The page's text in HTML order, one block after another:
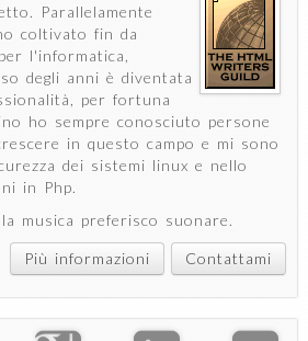
Parallelamente
coltivato fin da
l'informatica,
degli anni è diventata
per fortuna
ho sempre conosciuto persone
in questo campo e mi sono
dei sistemi linux e nello
in Php.
musica preferisco suonare.
Più informazioni Contattami